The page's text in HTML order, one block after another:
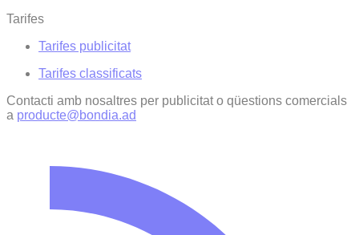
Tarifes
Tarifes publicitat
Tarifes classificats
Contacti amb nosaltres per publicitat o qüestions comercials
a producte@bondia.ad